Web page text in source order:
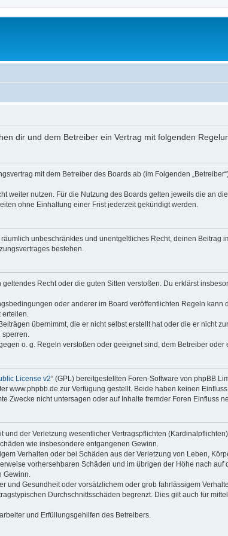
dir und dem Betreiber ein Vertrag mit folgenden
mit dem Betreiber des Boards ab (im Folgenden
weiter nutzen. Für die Nutzung des Boards gelten jeweils die an
ohne Einhaltung einer Frist jederzeit gekündigt werden.
unbeschränktes und unentgeltliches Recht, deinen Beitrag
bestehen.
Recht oder die guten Sitten verstoßen. Du erklärst
oder anderer im Board veröffentlichten Regeln kann
übernimmt, die er nicht selbst erstellt hat oder die er nicht
o. g. Regeln verstoßen oder geeignet sind, dem Betreiber oder
License v2“ (GPL) bereitgestellten Foren-Software von phpBB
zur Verfügung gestellt. Beide haben keinen
Zwecke nicht untersagen oder auf Inhalte fremder Foren Einfluss
der Verletzung wesentlicher Vertragspflichten
wie insbesondere entgangenen Gewinn.
Verhalten oder bei Schäden aus der Verletzung von Leben,
vorhersehbaren Schäden und im übrigen der Höhe nach auf
Gesundheit oder vorsätzlichem oder grob fahrlässigem
Durchschnittsschäden begrenzt. Dies gilt auch für
und Erfüllungsgehilfen des Betreibers.